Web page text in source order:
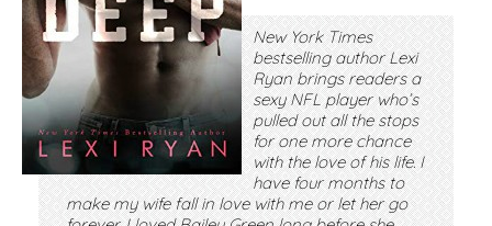
New York Times
bestselling author Lexi
Ryan brings readers a
sexy NFL player who’s
pulled out all the stops
for one more chance
with the love of his life. I
have four months to
make my wife fall in love with me or let her go